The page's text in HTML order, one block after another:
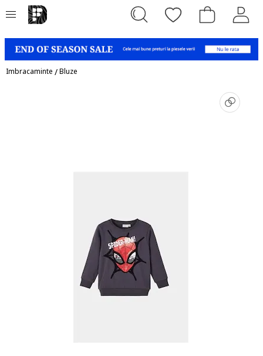
Imbracaminte /Bluze